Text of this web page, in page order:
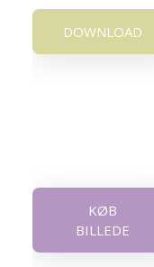
DOWNLOAD
KØB
BILLEDE